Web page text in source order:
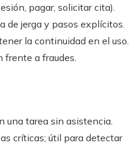
pagar, solicitar cita).
de jerga y pasos explícitos.
la continuidad en el uso.
a fraudes.
una tarea sin asistencia.
críticas; útil para detectar